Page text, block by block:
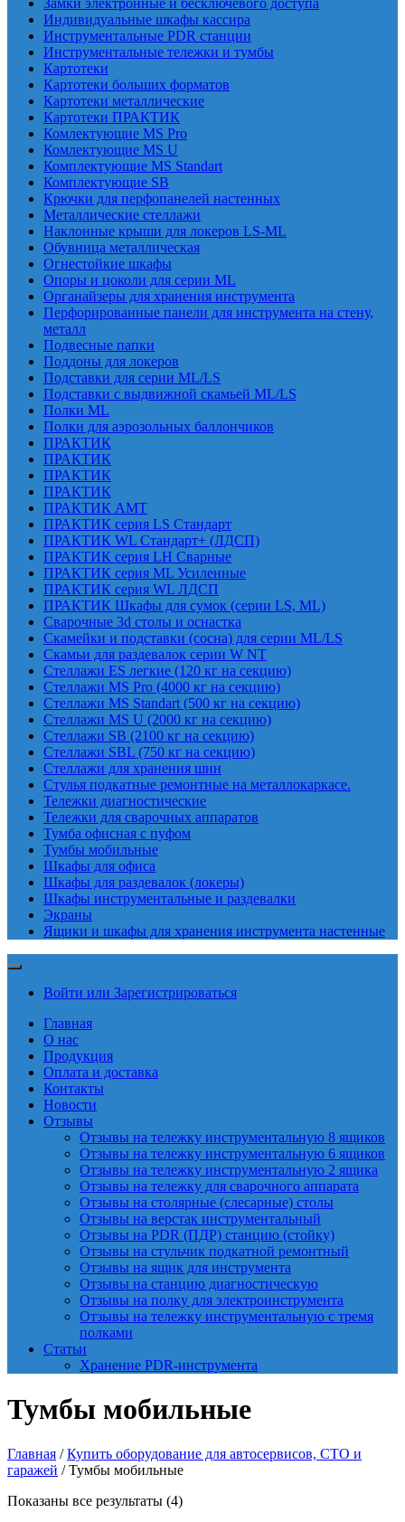
Замки электронные и бесключевого доступа
Индивидуальные шкафы кассира
Инструментальные PDR станции
Инструментальные тележки и тумбы
Картотеки
Картотеки больших форматов
Картотеки металлические
Картотеки ПРАКТИК
Комлектующие MS Pro
Комлектующие MS U
Комплектующие MS Standart
Комплектующие SB
Крючки для перфопанелей настенных
Металлические стеллажи
Наклонные крыши для локеров LS-ML
Обувница металлическая
Огнестойкие шкафы
Опоры и цоколи для серии ML
Органайзеры для хранения инструмента
Перфорированные панели для инструмента на стену,
металл
Подвесные папки
Поддоны для локеров
Подставки для серии ML/LS
Подставки с выдвижной скамьей ML/LS
Полки ML
Полки для аэрозольных баллончиков
ПРАКТИК
ПРАКТИК
ПРАКТИК
ПРАКТИК
ПРАКТИК AMT
ПРАКТИК cерия LS Стандарт
ПРАКТИК WL Стандарт+ (ЛДСП)
ПРАКТИК серия LH Сварные
ПРАКТИК серия ML Усиленные
ПРАКТИК серия WL ЛДСП
ПРАКТИК Шкафы для сумок (серии LS, ML)
Сварочные 3d столы и оснастка
Скамейки и подставки (сосна) для серии ML/LS
Скамьи для раздевалок серии W NT
Стеллажи ES легкие (120 кг на секцию)
Стеллажи MS Pro (4000 кг на секцию)
Стеллажи MS Standart (500 кг на секцию)
Стеллажи MS U (2000 кг на секцию)
Стеллажи SB (2100 кг на секцию)
Стеллажи SBL (750 кг на секцию)
Стеллажи для хранения шин
Стулья подкатные ремонтные на металлокаркасе.
Тележки диагностические
Тележки для сварочных аппаратов
Тумба офисная с пуфом
Тумбы мобильные
Шкафы для офиса
Шкафы для раздевалок (локеры)
Шкафы инструментальные и раздевалки
Экраны
Ящики и шкафы для хранения инструмента настенные
Войти или Зарегистрироваться
Главная
О нас
Продукция
Оплата и доставка
Контакты
Новости
Отзывы
Отзывы на тележку инструментальную 8 ящиков
Отзывы на тележку инструментальную 6 ящиков
Отзывы на тележку инструментальную 2 ящика
Отзывы на тележку для сварочного аппарата
Отзывы на столярные (слесарные) столы
Отзывы на верстак инструментальный
Отзывы на PDR (ПДР) станцию (стойку)
Отзывы на стульчик подкатной ремонтный
Отзывы на ящик для инструмента
Отзывы на станцию диагностическую
Отзывы на полку для электроинструмента
Отзывы на тележку инструментальную с тремя
полками
Статьи
Хранение PDR-инструмента
Тумбы мобильные
Главная /Купить оборудование для автосервисов, СТО и
гаражей / Тумбы мобильные
Показаны все результаты (4)